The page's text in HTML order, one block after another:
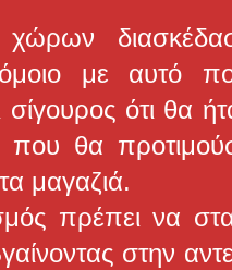
με αυτό
ότι θα
που θα
μαγαζιά.
πρέπει να
στην